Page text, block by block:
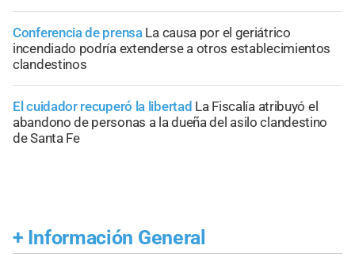
Conferencia de prensa La causa por el geriátrico
incendiado podría extenderse a otros establecimientos
clandestinos
El cuidador recuperó la libertad La Fiscalía atribuyó el
abandono de personas a la dueña del asilo clandestino
de Santa Fe
+ Información General